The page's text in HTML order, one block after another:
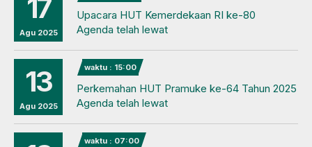
17
Agu 2025
Upacara HUT Kemerdekaan RI ke-80
Agenda telah lewat
13
Agu 2025
waktu : 15:00
Perkemahan HUT Pramuke ke-64 Tahun 2025
Agenda telah lewat
waktu : 07:00